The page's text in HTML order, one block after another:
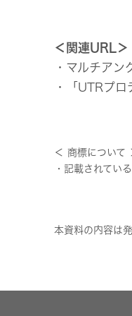
＜関連URL＞
・マルチアン
・「UTRプロ
＜ 商標について
・記載されてい
本資料の内容は